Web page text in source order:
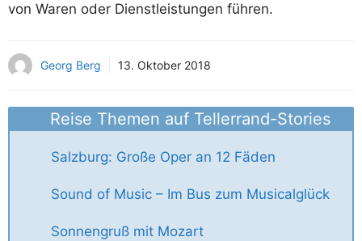
von Waren oder Dienstleistungen führen.
Georg Berg 13. Oktober 2018
Reise Themen auf Tellerrand-Stories
Salzburg: Große Oper an 12 Fäden
Sound of Music – Im Bus zum Musicalglück
Sonnengruß mit Mozart